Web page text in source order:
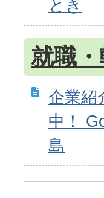
とき
就職
企業紹
中！
島